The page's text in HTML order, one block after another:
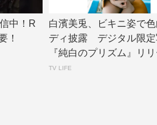
中！R
！
白濱美兎、ビキニ姿で
ディ披露 デジタル限定
『純白のプリズム』リ
V LIF...
TV LIFE